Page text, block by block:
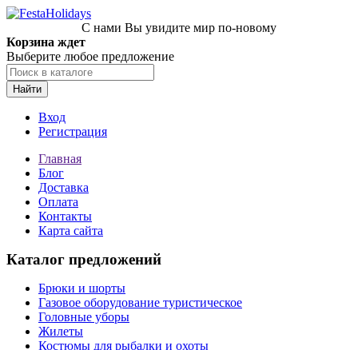
С нами Вы увидите мир по-новому
Корзина ждет
Выберите любое предложение
Найти
Вход
Регистрация
Главная
Блог
Доставка
Оплата
Контакты
Карта сайта
Каталог предложений
Брюки и шорты
Газовое оборудование туристическое
Головные уборы
Жилеты
Костюмы для рыбалки и охоты